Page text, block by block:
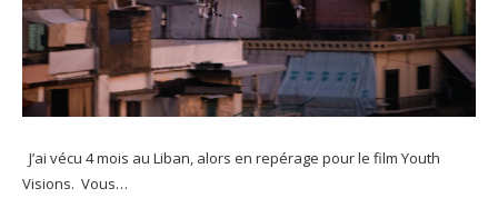
J’ai vécu 4 mois au Liban, alors en repérage pour le film Youth
Visions. Vous…